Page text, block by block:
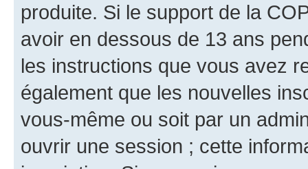
produite. Si le support de la
avoir en dessous de 13 ans
les instructions que vous avez
également que les nouvelles
vous-même ou soit par un
ouvrir une session ; cette